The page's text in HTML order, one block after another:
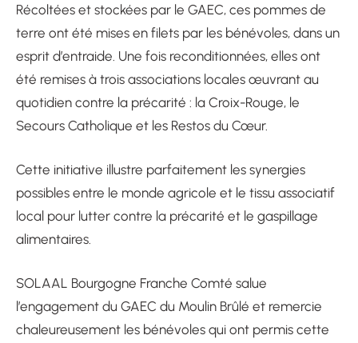
Récoltées et stockées par le GAEC, ces pommes de
terre ont été mises en filets par les bénévoles, dans un
esprit d’entraide. Une fois reconditionnées, elles ont
été remises à trois associations locales œuvrant au
quotidien contre la précarité : la Croix-Rouge, le
Secours Catholique et les Restos du Cœur.
Cette initiative illustre parfaitement les synergies
possibles entre le monde agricole et le tissu associatif
local pour lutter contre la précarité et le gaspillage
alimentaires.
SOLAAL Bourgogne Franche Comté salue
l’engagement du GAEC du Moulin Brûlé et remercie
chaleureusement les bénévoles qui ont permis cette